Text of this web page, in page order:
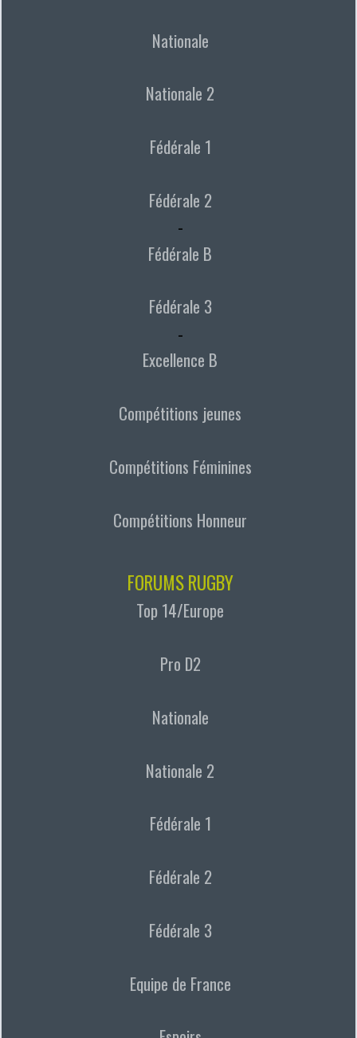
Nationale
Nationale 2
Fédérale 1
Fédérale 2
-
Fédérale B
Fédérale 3
-
Excellence B
Compétitions jeunes
Compétitions Féminines
Compétitions Honneur
FORUMS RUGBY
Top 14/Europe
Pro D2
Nationale
Nationale 2
Fédérale 1
Fédérale 2
Fédérale 3
Equipe de France